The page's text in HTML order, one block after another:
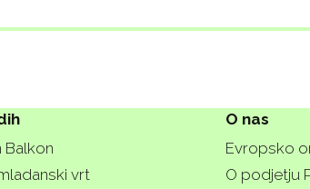
Balkon
vrt
O nas
Evropsko
O podjetju